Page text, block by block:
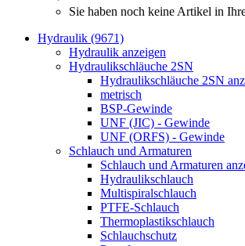
Sie haben noch keine Artikel in
Hydraulik (9671)
Hydraulik anzeigen
Hydraulikschläuche 2SN
Hydraulikschläuche 2SN
metrisch
BSP-Gewinde
UNF (JIC) - Gewinde
UNF (ORFS) - Gewinde
Schlauch und Armaturen
Schlauch und Armaturen
Hydraulikschlauch
Multispiralschlauch
PTFE-Schlauch
Thermoplastikschlauch
Schlauchschutz